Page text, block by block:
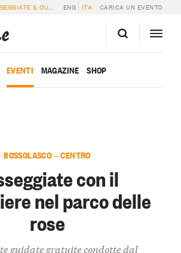
& OUTDOOR » PASSEGGIATE CON IL
ENG ITA CARICA UN EVENTO
EVENTI MAGAZINE SHOP
BOSSOLASCO — CENTRO
con il
nel parco delle
rose
guidate gratuite condotte dal